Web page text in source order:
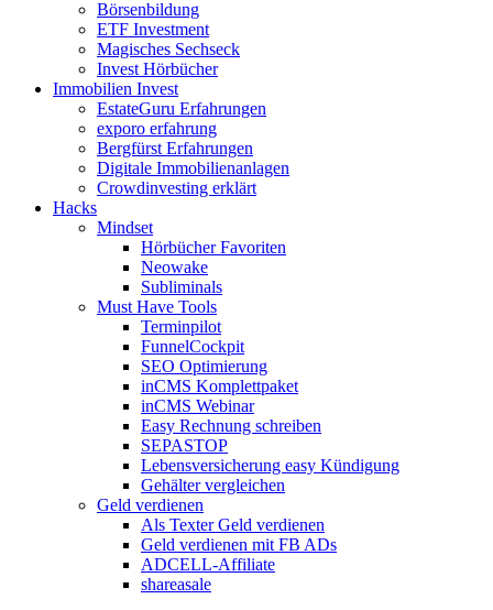
Börsenbildung
ETF Investment
Magisches Sechseck
Invest Hörbücher
Immobilien Invest
EstateGuru Erfahrungen
exporo erfahrung
Bergfürst Erfahrungen
Digitale Immobilienanlagen
Crowdinvesting erklärt
Hacks
Mindset
Hörbücher Favoriten
Neowake
Subliminals
Must Have Tools
Terminpilot
FunnelCockpit
SEO Optimierung
inCMS Komplettpaket
inCMS Webinar
Easy Rechnung schreiben
SEPASTOP
Lebensversicherung easy Kündigung
Gehälter vergleichen
Geld verdienen
Als Texter Geld verdienen
Geld verdienen mit FB ADs
ADCELL-Affiliate
shareasale